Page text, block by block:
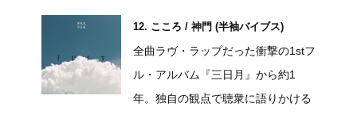
12. こころ / 神門 (半袖バイブス)
全曲ラヴ・ラップだった衝撃の1stフ
ル・アルバム『三日月』から約1
年。独自の観点で聴衆に語りかける